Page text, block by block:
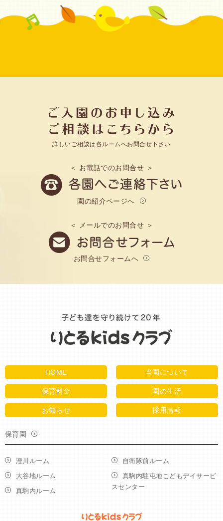
詳しいご相談は各ルームへお問合せ下さい
＜ お電話でのお問合せ ＞
園の紹介ページへ
＜ メールでのお問合せ ＞
お問合せフォームへ
HOME 当園について
保育料金 園の生活
お知らせ 採用情報
保育園
澄川ルーム
大谷地ルーム
真駒内ルーム
自衛隊前ルーム
真駒内駐屯地こどもデイサービ
スセンター